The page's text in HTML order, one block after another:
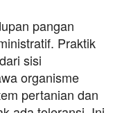
pangan
Praktik
sisi
organisme
pertanian dan